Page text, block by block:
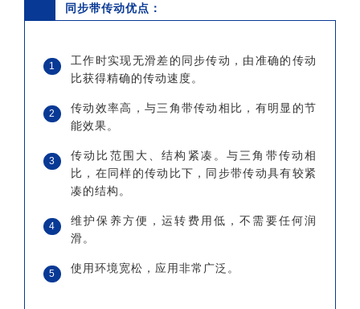
同步带传动优点：
1
工作时实现无滑差的同步传动，由准确的传动
比获得精确的传动速度。
2
传动效率高，与三角带传动相比，有明显的节
能效果。
3
传动比范围大、结构紧凑。与三角带传动相
比，在同样的传动比下，同步带传动具有较紧
凑的结构。
4
维护保养方便，运转费用低，不需要任何润
滑。
5 使用环境宽松，应用非常广泛。